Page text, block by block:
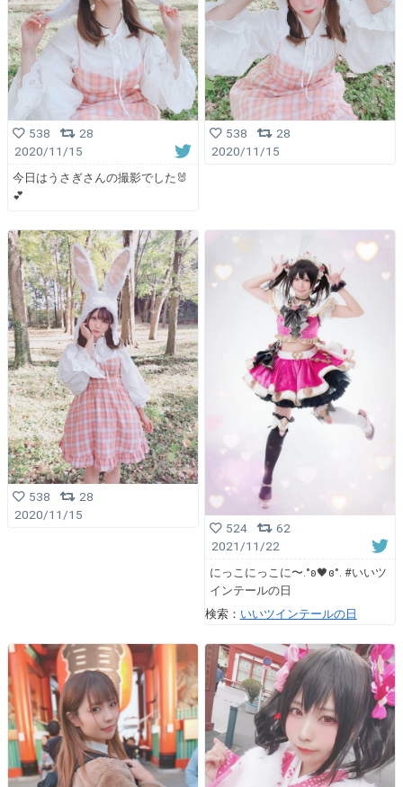
538
28
2020/11/15
今日はうさぎさんの撮影でした🐰
💕
538
28
2020/11/15
538
28
2020/11/15
524
62
2021/11/22
にっこにっこに〜.°ʚ🖤ɞ°. #いいツ
インテールの日
検索： いいツインテールの日